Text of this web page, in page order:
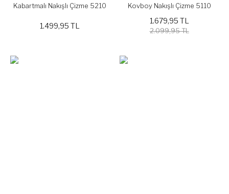
Kabartmalı Nakışlı Çizme 5210
1.499,95 TL
Kovboy Nakışlı Çizme 5110
1.679,95 TL
2.099,95 TL